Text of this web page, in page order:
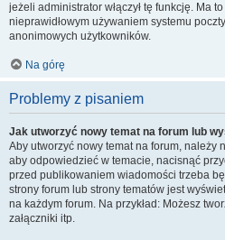
jeżeli administrator włączył tę funkcję. Ma
nieprawidłowym używaniem systemu
anonimowych użytkowników.
Na górę
Problemy z pisaniem
Jak utworzyć nowy temat na forum lub
Aby utworzyć nowy temat na forum, należy
aby odpowiedzieć w temacie, nacisnąć
przed publikowaniem wiadomości trzeba
strony forum lub strony tematów jest
na każdym forum. Na przykład: Możesz
załączniki itp.